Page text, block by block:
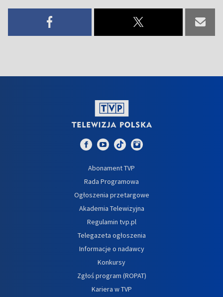
Abonament TVP
Rada Programowa
Ogłoszenia przetargowe
Akademia Telewizyjna
Regulamin tvp.pl
Telegazeta ogłoszenia
Informacje o nadawcy
Konkursy
Zgłoś program (ROPAT)
Kariera w TVP